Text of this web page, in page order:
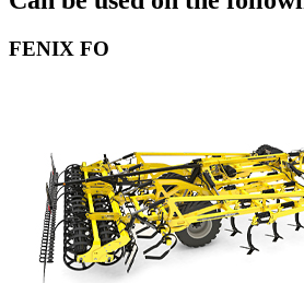
FENIX FO